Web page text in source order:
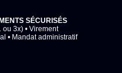
SÉCURISÉS
ou 3x) • Virement
• Mandat administratif